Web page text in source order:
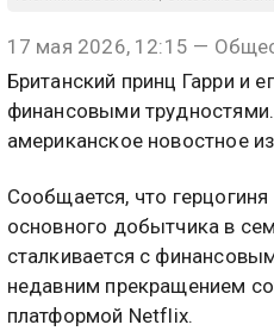
17 мая 2026, 12:15 —
Британский принц Гарри и
финансовыми
американское новостное
Сообщается, что
основного добытчика в
сталкивается с
недавним прекращением
платформой Netflix.